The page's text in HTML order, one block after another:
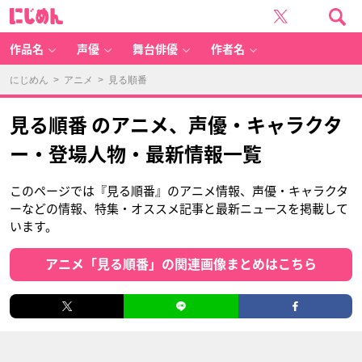
作品名 声優 舞台俳優 作者名
にじめん > アニメ > 見る順番
見る順番 のアニメ、声優・キャラクタ
ー・登場人物・最新情報一覧
このページでは『見る順番』のアニメ情報、声優・キャラクタ
ーなどの情報、特集・オススメ記事と最新ニュースを掲載して
います。
アニメ「見る順番」の関連画像まとめはこちら